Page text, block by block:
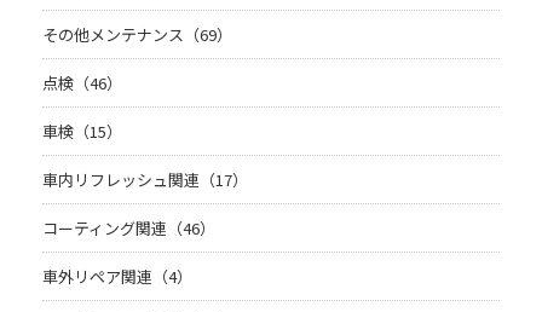
その他メンテナンス（69）
点検（46）
車検（15）
車内リフレッシュ関連（17）
コーティング関連（46）
車外リペア関連（4）